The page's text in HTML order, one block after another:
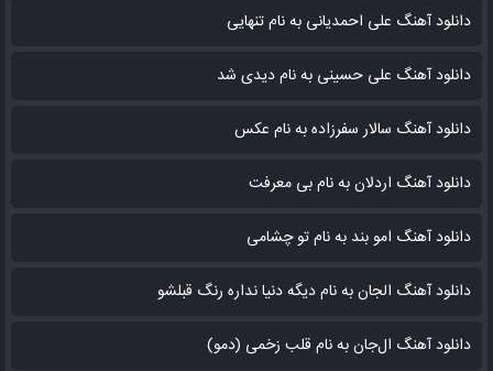
دانلود آهنگ علی احمدیانی به نام تنهایی
دانلود آهنگ علی حسینی به نام دیدی شد
دانلود آهنگ سالار سفرزاده به نام عکس
دانلود آهنگ اردلان به نام بی معرفت
دانلود آهنگ امو بند به نام تو چشامی
دانلود آهنگ الجان به نام دیگه دنیا نداره رنگ قبلشو
دانلود آهنگ ال‌جان به نام قلب زخمی (دمو)